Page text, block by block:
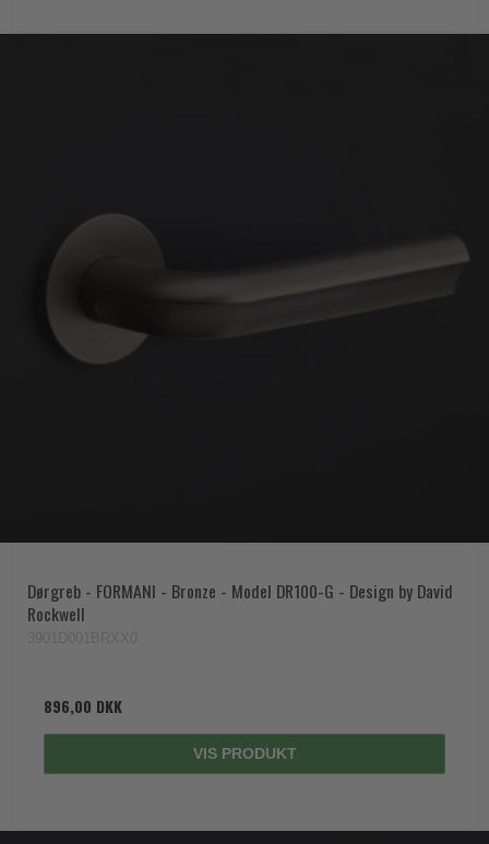
Dørgreb - FORMANI - Bronze - Model DR100-G - Design by David
Rockwell
896,00 DKK
VIS PRODUKT